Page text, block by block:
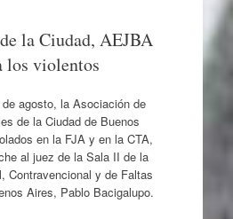
la Ciudad, AEJBA
los violentos
agosto, la Asociación de
de la Ciudad de Buenos
en la FJA y en la CTA,
al juez de la Sala II de la
Contravencional y de Faltas
Aires, Pablo Bacigalupo.